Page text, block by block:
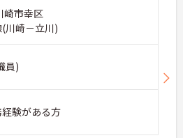
すくプライベートの時
環境です
アップと明確なキャリア
、年2回の評価面談で
者へのキャリアアップ
崎市幸区
(川崎－立川)
員)
験がある方